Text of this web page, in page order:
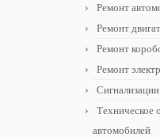
Ремонт
Ремонт
Ремонт
Ремонт
Сигнализации
Техническое
автомобилей